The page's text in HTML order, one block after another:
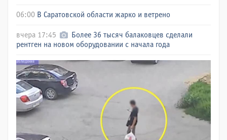
06:00 В Саратовской области жарко и ветрено
вчера 17:45
Более 36 тысяч балаковцев сделали
рентген на новом оборудовании с начала года